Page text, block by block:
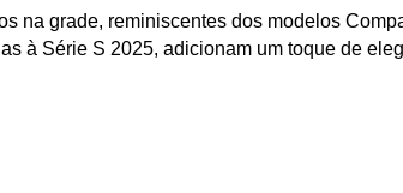
na grade, reminiscentes dos modelos
à Série S 2025, adicionam um toque de